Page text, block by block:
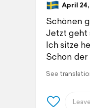
April 24,
Schönen
Jetzt geht
Ich sitze
Schon
See